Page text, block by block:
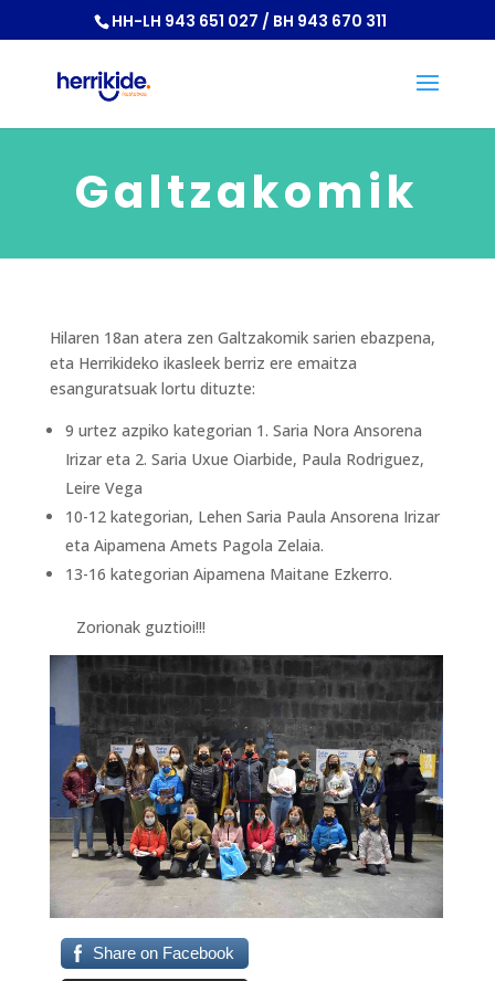
HH-LH 943 651 027 / BH 943 670 311
Galtzakomik
Hilaren 18an atera zen Galtzakomik sarien ebazpena,
eta Herrikideko ikasleek berriz ere emaitza
esanguratsuak lortu dituzte:
9 urtez azpiko kategorian 1. Saria Nora Ansorena
Irizar eta 2. Saria Uxue Oiarbide, Paula Rodriguez,
Leire Vega
10-12 kategorian, Lehen Saria Paula Ansorena Irizar
eta Aipamena Amets Pagola Zelaia.
13-16 kategorian Aipamena Maitane Ezkerro.
Zorionak guztioi!!!
Share on Facebook